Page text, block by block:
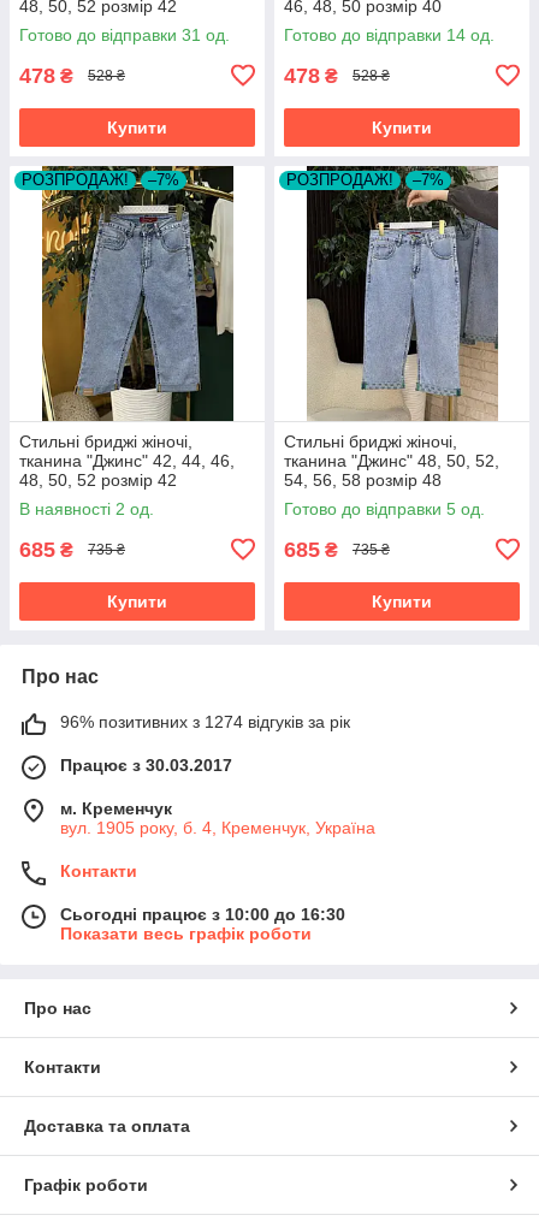
48, 50, 52 розмір 42
Готово до відправки 31 од.
478 ₴ 528 ₴
Купити
46, 48, 50 розмір 40
Готово до відправки 14 од.
478 ₴ 528 ₴
Купити
РОЗПРОДАЖ! –7%
Стильні бриджі жіночі,
тканина "Джинс" 42, 44, 46,
48, 50, 52 розмір 42
В наявності 2 од.
685 ₴ 735 ₴
Купити
РОЗПРОДАЖ! –7%
Стильні бриджі жіночі,
тканина "Джинс" 48, 50, 52,
54, 56, 58 розмір 48
Готово до відправки 5 од.
685 ₴ 735 ₴
Купити
Про нас
96% позитивних з 1274 відгуків за рік
Працює з 30.03.2017
м. Кременчук
вул. 1905 року, б. 4, Кременчук, Україна
Контакти
Сьогодні працює з 10:00 до 16:30
Показати весь графік роботи
Про нас
Контакти
Доставка та оплата
Графік роботи